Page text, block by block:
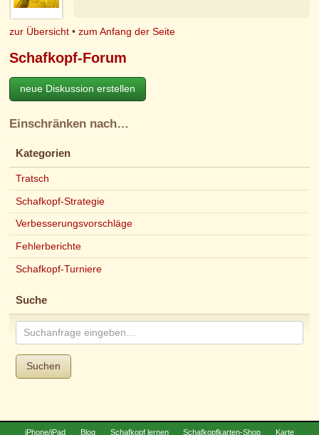
zur Übersicht •zum Anfang der Seite
Schafkopf-Forum
neue Diskussion erstellen
Einschränken nach…
Kategorien
Tratsch
Schafkopf-Strategie
Verbesserungsvorschläge
Fehlerberichte
Schafkopf-Turniere
Suche
Suchen
iPhone/iPad Blog Schafkopf lernen Schafkopfkarten-Shop Karte